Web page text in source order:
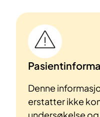
Denne
erstatter ikke
undersøkelse